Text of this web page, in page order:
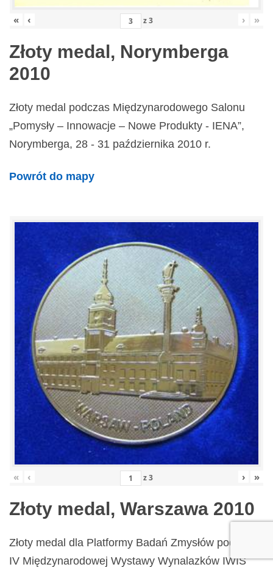
« ‹ z3 › »
Złoty medal, Norymberga
2010
Złoty medal podczas Międzynarodowego Salonu
„Pomysły – Innowacje – Nowe Produkty - IENA”,
Norymberga, 28 - 31 października 2010 r.
Powrót do mapy
« ‹ z3 › »
Złoty medal, Warszawa 2010
Złoty medal dla Platformy Badań Zmysłów podczas
IV Międzynarodowej Wystawy Wynalazków IWIS